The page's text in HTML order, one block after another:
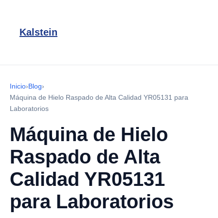
Kalstein
Inicio›Blog›
Máquina de Hielo Raspado de Alta Calidad YR05131 para
Laboratorios
Máquina de Hielo
Raspado de Alta
Calidad YR05131
para Laboratorios